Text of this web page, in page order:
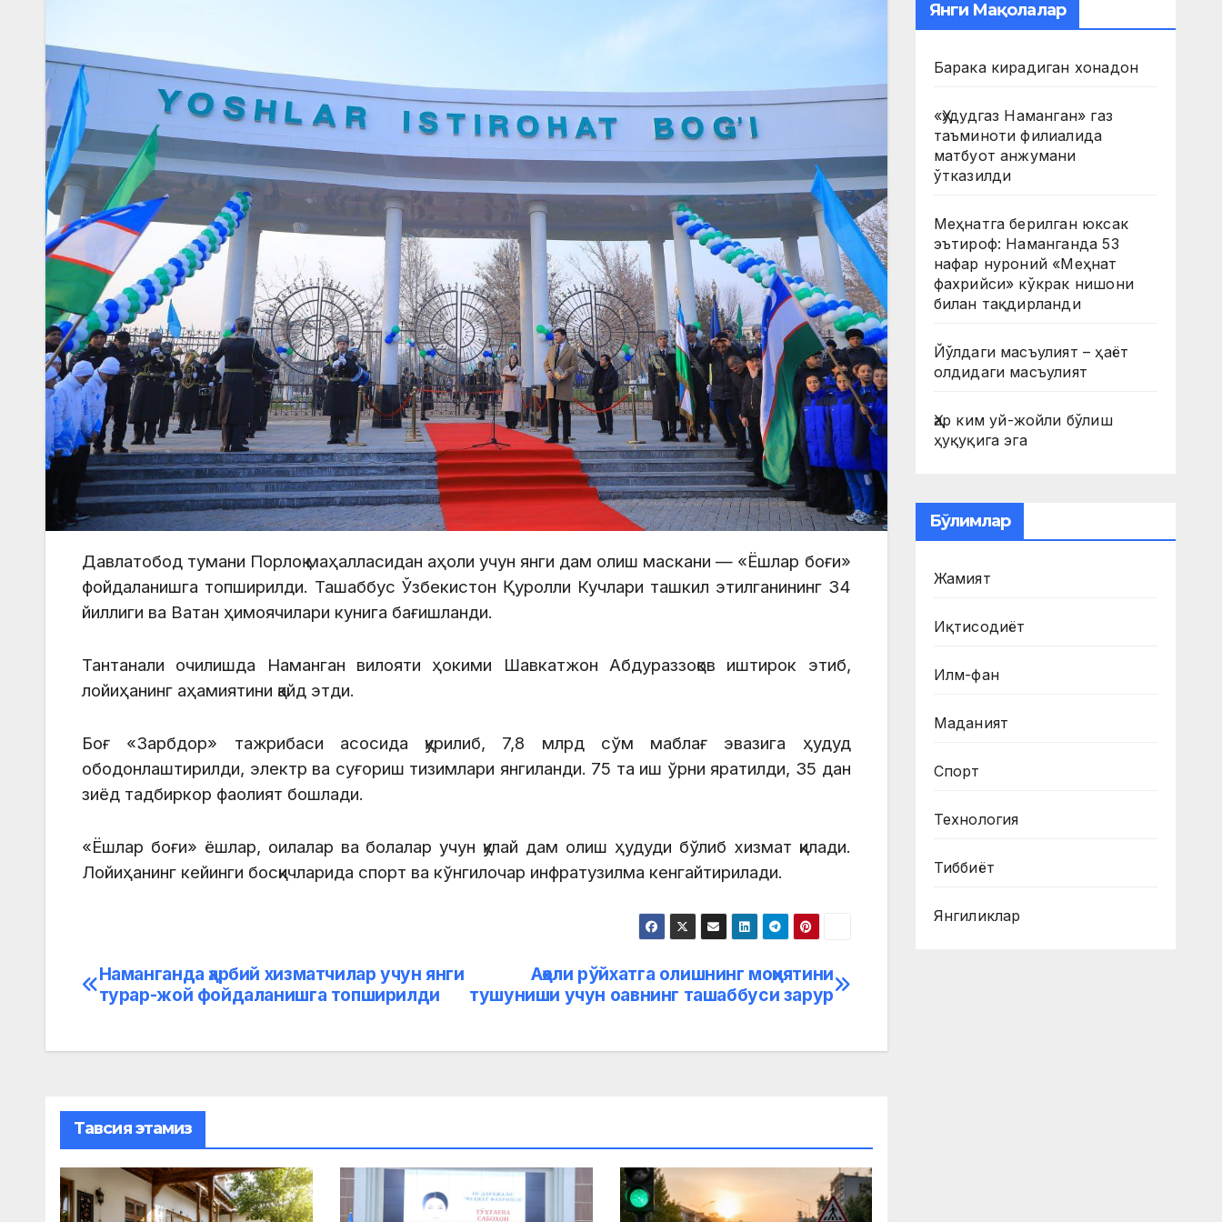
Давлатобод тумани Порлоқ маҳалласидан аҳоли учун янги дам олиш маскани — «Ёшлар боғи»
фойдаланишга топширилди. Ташаббус Ўзбекистон Қуролли Кучлари ташкил этилганининг 34
йиллиги ва Ватан ҳимоячилари кунига бағишланди.
Тантанали очилишда Наманган вилояти ҳокими Шавкатжон Абдураззоқов иштирок этиб,
лойиҳанинг аҳамиятини қайд этди.
Боғ «Зарбдор» тажрибаси асосида қурилиб, 7,8 млрд сўм маблағ эвазига ҳудуд
ободонлаштирилди, электр ва суғориш тизимлари янгиланди. 75 та иш ўрни яратилди, 35 дан
зиёд тадбиркор фаолият бошлади.
«Ёшлар боғи» ёшлар, оилалар ва болалар учун қулай дам олиш ҳудуди бўлиб хизмат қилади.
Лойиҳанинг кейинги босқичларида спорт ва кўнгилочар инфратузилма кенгайтирилади.
Post
Аҳоли рўйхатга олишнинг моҳиятини
тушуниши учун оавнинг ташаббуси зарур
Наманганда ҳарбий хизматчилар учун янги
турар-жой фойдаланишга топширилди
Тавсия этамиз
Янги Мақолалар
Барака кирадиган хонадон
«Ҳудудгаз Наманган» газ
таъминоти филиалида
матбуот анжумани
ўтказилди
Меҳнатга берилган юксак
эътироф: Наманганда 53
нафар нуроний «Меҳнат
фахрийси» кўкрак нишони
билан тақдирланди
Йўлдаги масъулият – ҳаёт
олдидаги масъулият
Ҳар ким уй-жойли бўлиш
ҳуқуқига эга
Бўлимлар
Жамият
Иқтисодиёт
Илм-фан
Маданият
Спорт
Технология
Тиббиёт
Янгиликлар